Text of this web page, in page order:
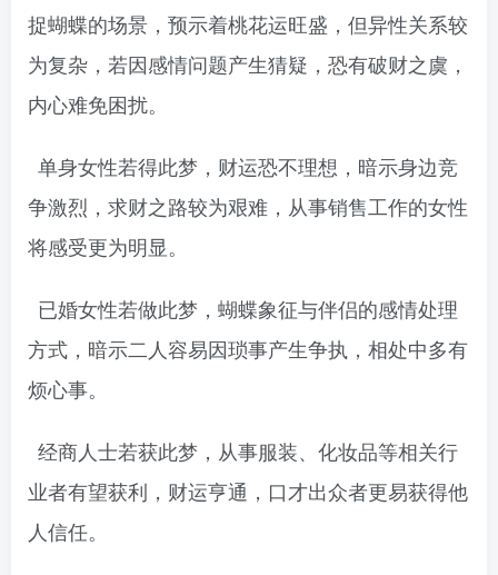
捉蝴蝶的场景，预示着桃花运旺盛，但异性关系较
为复杂，若因感情问题产生猜疑，恐有破财之虞，
内心难免困扰。
单身女性若得此梦，财运恐不理想，暗示身边竞
争激烈，求财之路较为艰难，从事销售工作的女性
将感受更为明显。
已婚女性若做此梦，蝴蝶象征与伴侣的感情处理
方式，暗示二人容易因琐事产生争执，相处中多有
烦心事。
经商人士若获此梦，从事服装、化妆品等相关行
业者有望获利，财运亨通，口才出众者更易获得他
人信任。